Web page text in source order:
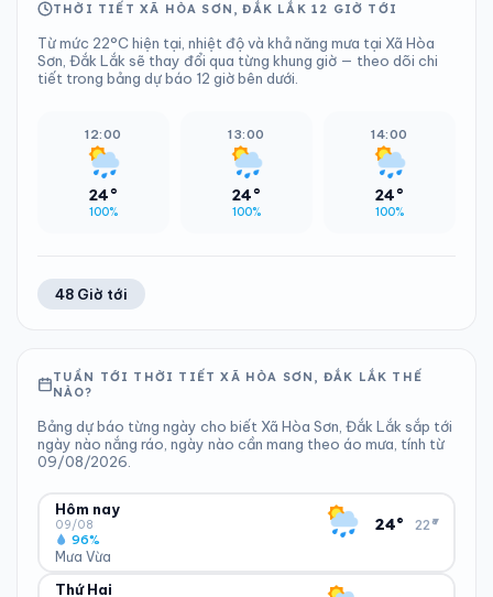
THỜI TIẾT XÃ HÒA SƠN, ĐẮK LẮK 12 GIỜ TỚI
Từ mức 22°C hiện tại, nhiệt độ và khả năng mưa tại Xã Hòa
Sơn, Đắk Lắk sẽ thay đổi qua từng khung giờ — theo dõi chi
tiết trong bảng dự báo 12 giờ bên dưới.
12:00
24°
100%
13:00
24°
100%
14:00
24°
100%
48 Giờ tới
TUẦN TỚI THỜI TIẾT XÃ HÒA SƠN, ĐẮK LẮK THẾ
NÀO?
Bảng dự báo từng ngày cho biết Xã Hòa Sơn, Đắk Lắk sắp tới
ngày nào nắng ráo, ngày nào cần mang theo áo mưa, tính từ
09/08/2026.
Hôm nay
09/08
Mưa Vừa
96%
24° 22°
▾
ĐỘ ẨM
Thứ Hai